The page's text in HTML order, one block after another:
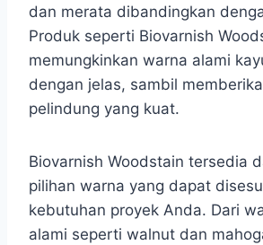
dan merata dibandingkan
Produk seperti Biovarnish
memungkinkan warna alami
dengan jelas, sambil
pelindung yang kuat.
Biovarnish Woodstain tersedia
pilihan warna yang dapat
kebutuhan proyek Anda. Dari
alami seperti walnut dan